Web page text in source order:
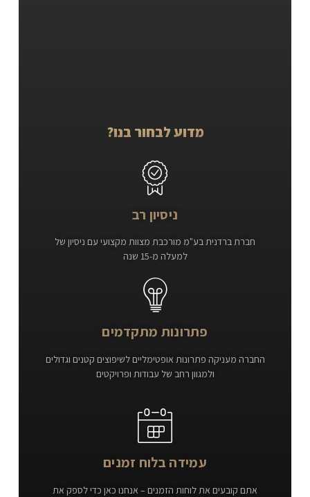
מדוע לבחור בנו?
ניסיון רב
חברת ברדנית בע"מ מורכבת מצוות מקצועי עם ניסיון של
למעלה מ-15 שנה
פתרונות מתקדמים
החברה מעניקה פתרונות אופטימליים לשיפוצים קטנים וגדולים
ולמגוון רחב של עבודות ופרויקטים
עמידה בלוח זמנים
אתם קובעים את לוחות הזמנים – אנחנו כאן כדי לספק את